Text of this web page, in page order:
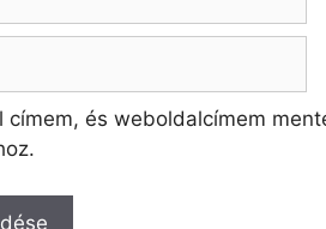
címem, és weboldalcímem